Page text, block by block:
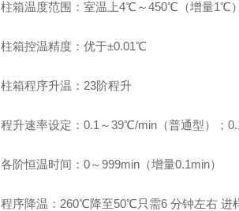
柱箱温度范围：室温上4℃～450℃（增量1℃）
柱箱控温精度：优于±0.01℃
柱箱程序升温：23阶程升
程升速率设定：0.1～39℃/min（普通型）；
各阶恒温时间：0～999min（增量0.1min）
程序降温：260℃降至50℃只需6 分钟左右 进